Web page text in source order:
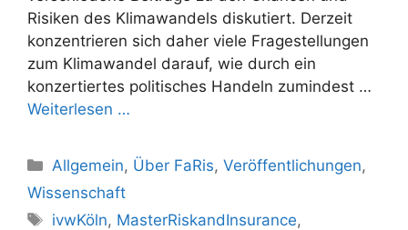
Risiken des Klimawandels diskutiert. Derzeit
konzentrieren sich daher viele Fragestellungen
zum Klimawandel darauf, wie durch ein
konzertiertes politi­sches Handeln zumindest …
Weiterlesen …
Kategorien
Allgemein, Über FaRis,Veröffentlichungen,
Wissenschaft
Schlagwörter
ivwKöln, MasterRiskandInsurance,